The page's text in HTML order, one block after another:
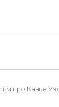
про Канье